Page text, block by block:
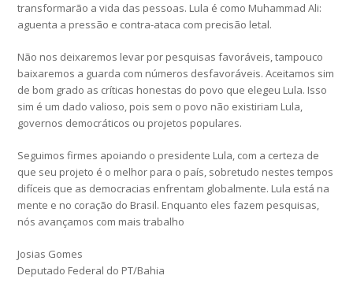
transformarão a vida das pessoas. Lula é como Muhammad Ali:
aguenta a pressão e contra-ataca com precisão letal.
Não nos deixaremos levar por pesquisas favoráveis, tampouco
baixaremos a guarda com números desfavoráveis. Aceitamos sim
de bom grado as críticas honestas do povo que elegeu Lula. Isso
sim é um dado valioso, pois sem o povo não existiriam Lula,
governos democráticos ou projetos populares.
Seguimos firmes apoiando o presidente Lula, com a certeza de
que seu projeto é o melhor para o país, sobretudo nestes tempos
difíceis que as democracias enfrentam globalmente. Lula está na
mente e no coração do Brasil. Enquanto eles fazem pesquisas,
nós avançamos com mais trabalho
Josias Gomes
Deputado Federal do PT/Bahia